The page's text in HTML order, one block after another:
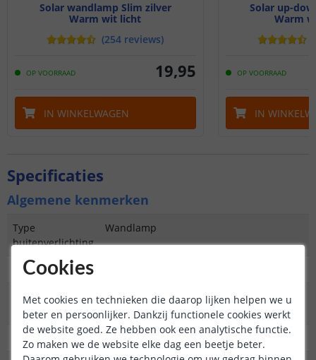
Solar wandlamp Slim zilver
Warm wit licht
(254 reviews)
OP VOORRAAD 19,95
IN WINKELWAGEN
Solar up-
Warm
OP VOORRAAD
IN
Specificaties
Algemene kenmerken
Type
buitenverlichting
Wandlamp
Functie
Aantal lampen in
set
1
IP waarde
IP44 (geschikt voor buiten)
Cookies
Met cookies en technieken die daarop lijken helpen we u
beter en persoonlijker. Dankzij functionele cookies werkt
de website goed. Ze hebben ook een analytische functie.
Zo maken we de website elke dag een beetje beter.